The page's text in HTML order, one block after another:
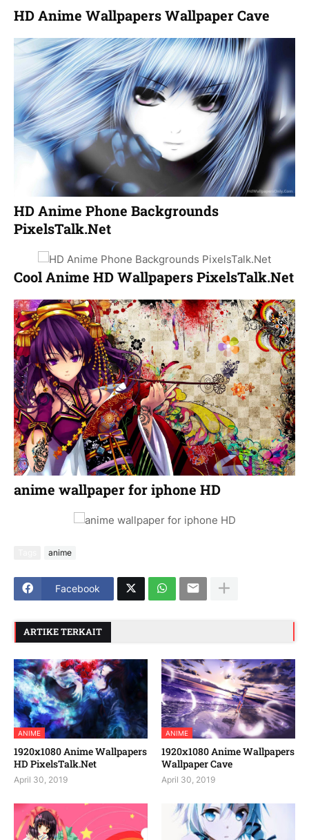
HD Anime Wallpapers Wallpaper Cave
HD Anime Phone Backgrounds
PixelsTalk.Net
Cool Anime HD Wallpapers PixelsTalk.Net
anime wallpaper for iphone HD
anime
Facebook
ARTIKE TERKAIT
ANIME
1920x1080 Anime Wallpapers
HD PixelsTalk.Net
April 30, 2019
ANIME
1920x1080 Anime Wallpapers
Wallpaper Cave
April 30, 2019